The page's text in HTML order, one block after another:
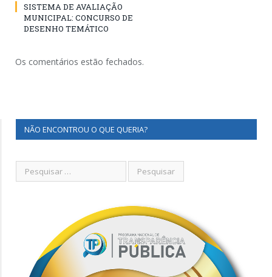
SISTEMA DE AVALIAÇÃO
MUNICIPAL: CONCURSO DE
DESENHO TEMÁTICO
Os comentários estão fechados.
NÃO ENCONTROU O QUE QUERIA?